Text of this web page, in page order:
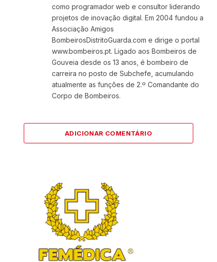
como programador web e consultor liderando
projetos de inovação digital. Em 2004 fundou a
Associação Amigos
BombeirosDistritoGuarda.com e dirige o portal
www.bombeiros.pt. Ligado aos Bombeiros de
Gouveia desde os 13 anos, é bombeiro de
carreira no posto de Subchefe, acumulando
atualmente as funções de 2.º Comandante do
Corpo de Bombeiros.
ADICIONAR COMENTÁRIO